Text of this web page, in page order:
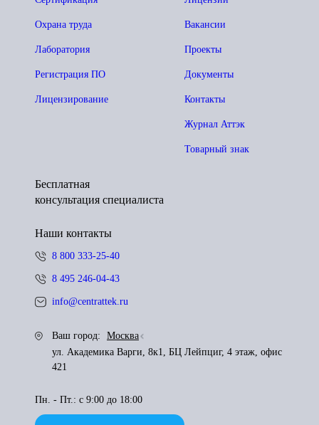
Вакансии
Проекты
Документы
Контакты
Журнал Аттэк
Товарный знак
Охрана труда
Лаборатория
Регистрация ПО
Лицензирование
Бесплатная
консультация специалиста
Наши контакты
8 800 333-25-40
8 495 246-04-43
info@centrattek.ru
Ваш город:
Москва
ул. Академика Варги, 8к1, БЦ Лейпциг, 4 этаж, офис
421
Пн. - Пт.: с 9:00 до 18:00